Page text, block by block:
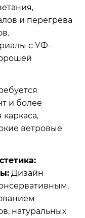
и перегрева
с УФ-
и более
ветровые
Дизайн
натуральных